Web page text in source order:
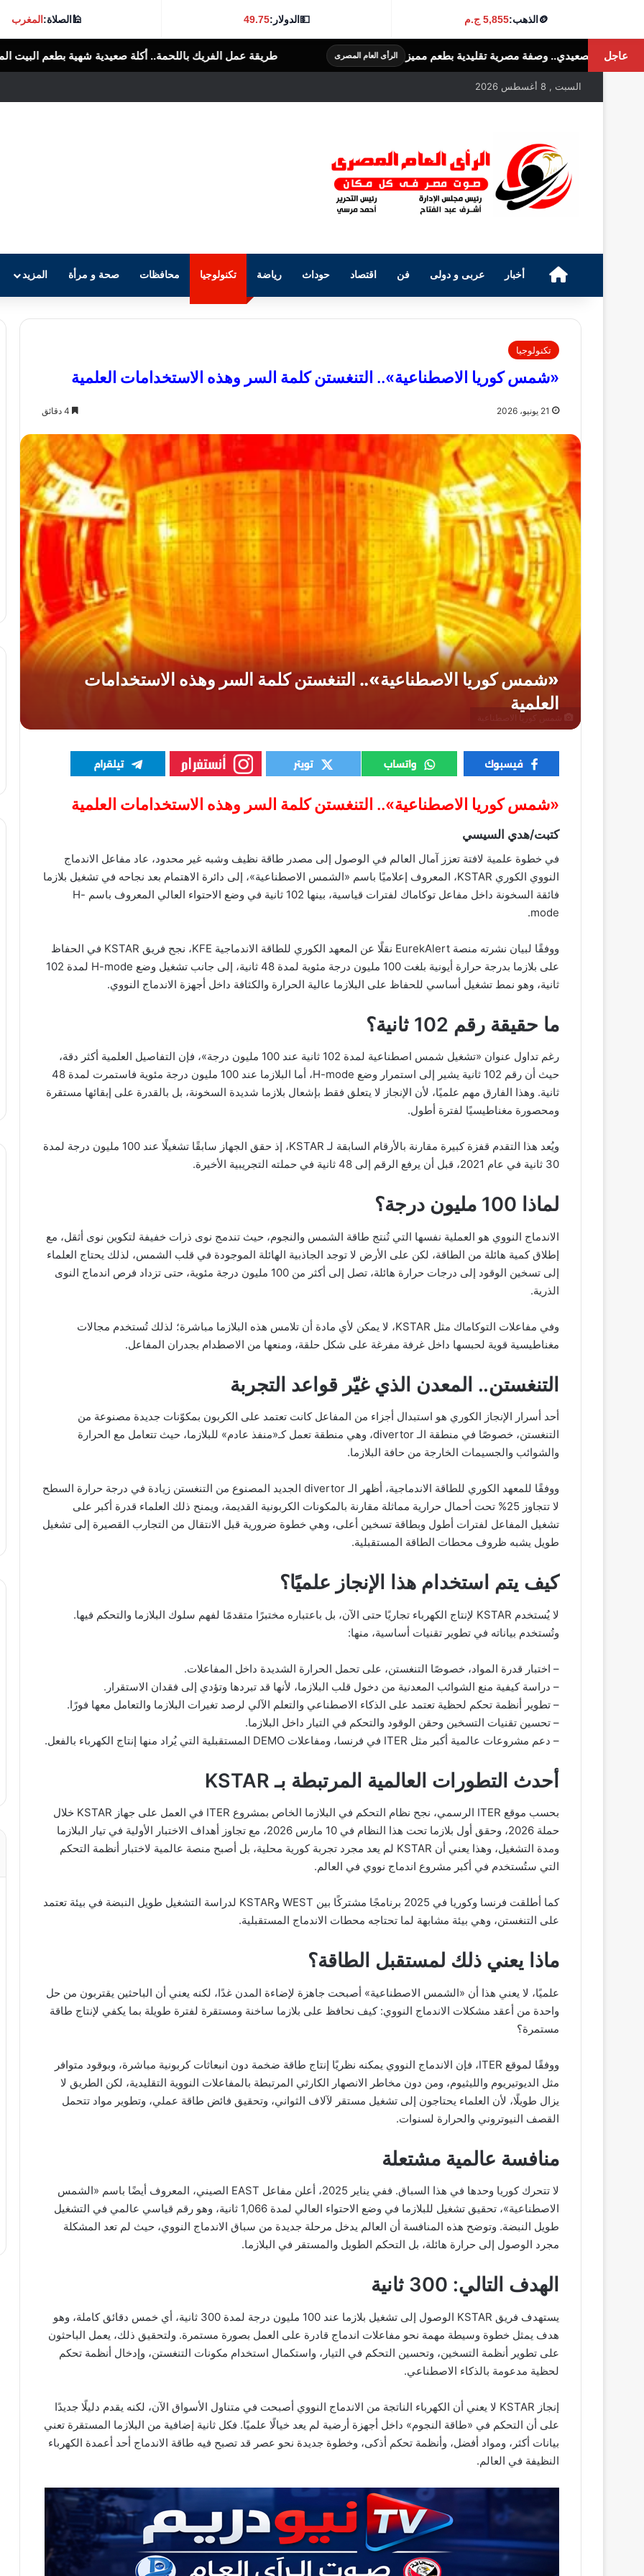
🪙الذهب:5,855 ج.م 💵الدولار:49.75
🕌الصلاة:المغرب
عاجلتقليدية بطعم مميز الرأى العام المصرى طريقة عمل الفريك باللحمة.. أكلة صعيدية شهية بطعم البيت المصري الرأى العام المصرى
السبت , 8 أغسطس 2026
الرئيسيةأخبار عربى و دولى فن اقتصاد حوداث رياضة تكنولوجيا محافظات صحة و مرأة المزيد
تكنولوجيا
«شمس كوريا الاصطناعية».. التنغستن كلمة السر وهذه الاستخدامات العلمية
21 يونيو، 2026
«شمس كوريا الاصطناعية».. التنغستن كلمة السر وهذه الاستخدامات العلمية
كتبت/هدي السيسي
في خطوة علمية لافتة تعزز آمال العالم في الوصول إلى مصدر طاقة نظيف وشبه غير محدود، عاد مفاعل الاندماج
النووي الكوري KSTAR، المعروف إعلاميًا باسم «الشمس الاصطناعية»، إلى دائرة الاهتمام بعد نجاحه في تشغيل بلازما
فائقة السخونة داخل مفاعل توكاماك لفترات قياسية، بينها 102 ثانية في وضع الاحتواء العالي المعروف باسم H-
mode.
ووفقًا لبيان نشرته منصة EurekAlert نقلًا عن المعهد الكوري للطاقة الاندماجية KFE، نجح فريق KSTAR في الحفاظ
على بلازما بدرجة حرارة أيونية بلغت 100 مليون درجة مئوية لمدة 48 ثانية، إلى جانب تشغيل وضع H-mode لمدة 102
ثانية، وهو نمط تشغيل أساسي للحفاظ على البلازما عالية الحرارة والكثافة داخل أجهزة الاندماج النووي.
ما حقيقة رقم 102 ثانية؟
رغم تداول عنوان «تشغيل شمس اصطناعية لمدة 102 ثانية عند 100 مليون درجة»، فإن التفاصيل العلمية أكثر دقة،
حيث أن رقم 102 ثانية يشير إلى استمرار وضع H-mode، أما البلازما عند 100 مليون درجة مئوية فاستمرت لمدة 48
ثانية. وهذا الفارق مهم علميًا، لأن الإنجاز لا يتعلق فقط بإشعال بلازما شديدة السخونة، بل بالقدرة على إبقائها مستقرة
ومحصورة مغناطيسيًا لفترة أطول.
ويُعد هذا التقدم قفزة كبيرة مقارنة بالأرقام السابقة لـ KSTAR، إذ حقق الجهاز سابقًا تشغيلًا عند 100 مليون درجة لمدة
30 ثانية في عام 2021، قبل أن يرفع الرقم إلى 48 ثانية في حملته التجريبية الأخيرة.
لماذا 100 مليون درجة؟
الاندماج النووي هو العملية نفسها التي تُنتج طاقة الشمس والنجوم، حيث تندمج نوى ذرات خفيفة لتكوين نوى أثقل، مع
إطلاق كمية هائلة من الطاقة، لكن على الأرض لا توجد الجاذبية الهائلة الموجودة في قلب الشمس، لذلك يحتاج العلماء
إلى تسخين الوقود إلى درجات حرارة هائلة، تصل إلى أكثر من 100 مليون درجة مئوية، حتى تزداد فرص اندماج النوى
الذرية.
وفي مفاعلات التوكاماك مثل KSTAR، لا يمكن لأي مادة أن تلامس هذه البلازما مباشرة؛ لذلك تُستخدم مجالات
مغناطيسية قوية لحبسها داخل غرفة مفرغة على شكل حلقة، ومنعها من الاصطدام بجدران المفاعل.
التنغستن.. المعدن الذي غيّر قواعد التجربة
أحد أسرار الإنجاز الكوري هو استبدال أجزاء من المفاعل كانت تعتمد على الكربون بمكوّنات جديدة مصنوعة من
التنغستن، خصوصًا في منطقة الـ divertor، وهي منطقة تعمل كـ«منفذ عادم» للبلازما، حيث تتعامل مع الحرارة
والشوائب والجسيمات الخارجة من حافة البلازما.
ووفقًا للمعهد الكوري للطاقة الاندماجية، أظهر الـ divertor الجديد المصنوع من التنغستن زيادة في درجة حرارة السطح
لا تتجاوز 25% تحت أحمال حرارية مماثلة مقارنة بالمكونات الكربونية القديمة، ويمنح ذلك العلماء قدرة أكبر على
تشغيل المفاعل لفترات أطول وبطاقة تسخين أعلى، وهي خطوة ضرورية قبل الانتقال من التجارب القصيرة إلى تشغيل
طويل يشبه ظروف محطات الطاقة المستقبلية.
كيف يتم استخدام هذا الإنجاز علميًا؟
لا يُستخدم KSTAR لإنتاج الكهرباء تجاريًا حتى الآن، بل باعتباره مختبرًا متقدمًا لفهم سلوك البلازما والتحكم فيها.
وتُستخدم بياناته في تطوير تقنيات أساسية، منها:
– اختبار قدرة المواد، خصوصًا التنغستن، على تحمل الحرارة الشديدة داخل المفاعلات.
– دراسة كيفية منع الشوائب المعدنية من دخول قلب البلازما، لأنها قد تبردها وتؤدي إلى فقدان الاستقرار.
– تطوير أنظمة تحكم لحظية تعتمد على الذكاء الاصطناعي والتعلم الآلي لرصد تغيرات البلازما والتعامل معها فورًا.
– تحسين تقنيات التسخين وحقن الوقود والتحكم في التيار داخل البلازما.
– دعم مشروعات عالمية أكبر مثل ITER في فرنسا، ومفاعلات DEMO المستقبلية التي يُراد منها إنتاج الكهرباء بالفعل.
أحدث التطورات العالمية المرتبطة بـ KSTAR
بحسب موقع ITER الرسمي، نجح نظام التحكم في البلازما الخاص بمشروع ITER في العمل على جهاز KSTAR خلال
حملة 2026، وحقق أول بلازما تحت هذا النظام في 10 مارس 2026، مع تجاوز أهداف الاختبار الأولية في تيار البلازما
ومدة التشغيل، وهذا يعني أن KSTAR لم يعد مجرد تجربة كورية محلية، بل أصبح منصة عالمية لاختبار أنظمة التحكم
التي ستُستخدم في أكبر مشروع اندماج نووي في العالم.
كما أطلقت فرنسا وكوريا في 2025 برنامجًا مشتركًا بين WEST وKSTAR لدراسة التشغيل طويل النبضة في بيئة تعتمد
على التنغستن، وهي بيئة مشابهة لما تحتاجه محطات الاندماج المستقبلية.
ماذا يعني ذلك لمستقبل الطاقة؟
علميًا، لا يعني هذا أن «الشمس الاصطناعية» أصبحت جاهزة لإضاءة المدن غدًا، لكنه يعني أن الباحثين يقتربون من حل
واحدة من أعقد مشكلات الاندماج النووي: كيف نحافظ على بلازما ساخنة ومستقرة لفترة طويلة بما يكفي لإنتاج طاقة
مستمرة؟
ووفقًا لموقع ITER، فإن الاندماج النووي يمكنه نظريًا إنتاج طاقة ضخمة دون انبعاثات كربونية مباشرة، وبوقود متوافر
مثل الديوتيريوم والليثيوم، ومن دون مخاطر الانصهار الكارثي المرتبطة بالمفاعلات النووية التقليدية، لكن الطريق لا
يزال طويلًا، لأن العلماء يحتاجون إلى تشغيل مستقر لآلاف الثواني، وتحقيق فائض طاقة عملي، وتطوير مواد تتحمل
القصف النيوتروني والحرارة لسنوات.
منافسة عالمية مشتعلة
لا تتحرك كوريا وحدها في هذا السباق. ففي يناير 2025، أعلن مفاعل EAST الصيني، المعروف أيضًا باسم «الشمس
الاصطناعية»، تحقيق تشغيل للبلازما في وضع الاحتواء العالي لمدة 1,066 ثانية، وهو رقم قياسي عالمي في التشغيل
طويل النبضة. وتوضح هذه المنافسة أن العالم يدخل مرحلة جديدة من سباق الاندماج النووي، حيث لم تعد المشكلة
مجرد الوصول إلى حرارة هائلة، بل التحكم الطويل والمستقر في البلازما.
الهدف التالي: 300 ثانية
يستهدف فريق KSTAR الوصول إلى تشغيل بلازما عند 100 مليون درجة لمدة 300 ثانية، أي خمس دقائق كاملة، وهو
هدف يمثل خطوة وسيطة مهمة نحو مفاعلات اندماج قادرة على العمل بصورة مستمرة. ولتحقيق ذلك، يعمل الباحثون
على تطوير أنظمة التسخين، وتحسين التحكم في التيار، واستكمال استخدام مكونات التنغستن، وإدخال أنظمة تحكم
لحظية مدعومة بالذكاء الاصطناعي.
إنجاز KSTAR لا يعني أن الكهرباء الناتجة من الاندماج النووي أصبحت في متناول الأسواق الآن، لكنه يقدم دليلًا جديدًا
على أن التحكم في «طاقة النجوم» داخل أجهزة أرضية لم يعد خيالًا علميًا. فكل ثانية إضافية من البلازما المستقرة تعني
بيانات أكثر، ومواد أفضل، وأنظمة تحكم أذكى، وخطوة جديدة نحو عصر قد تصبح فيه طاقة الاندماج أحد أعمدة الكهرباء
النظيفة في العالم.